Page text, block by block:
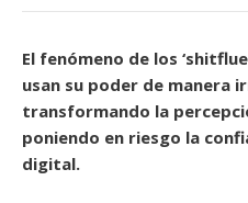
El fenómeno de los
usan su poder de manera
transformando la
poniendo en riesgo la
digital.